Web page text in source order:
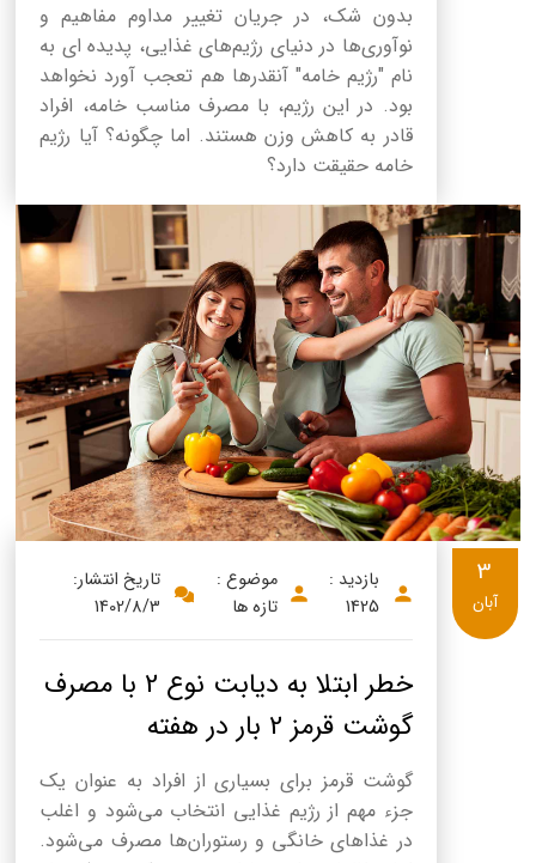
بدون شک، در جریان تغییر مداوم مفاهیم و
نوآوری‌ها در دنیای رژیم‌های غذایی، پدیده ای به
نام "رژیم خامه" آنقدرها هم تعجب آورد نخواهد
بود. در این رژیم، با مصرف مناسب خامه، افراد
قادر به کاهش وزن هستند. اما چگونه؟ آیا رژیم
خامه حقیقت دارد؟
بازدید :
1425
موضوع :
تازه ها
تاریخ انتشار:
1402/8/3
خطر ابتلا به دیابت نوع 2 با مصرف
گوشت قرمز 2 بار در هفته
گوشت قرمز برای بسیاری از افراد به عنوان یک
جزء مهم از رژیم غذایی انتخاب می‌شود و اغلب
در غذاهای خانگی و رستوران‌ها مصرف می‌شود.
3
آبان